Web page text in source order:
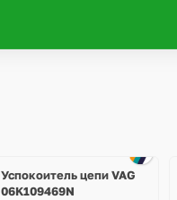
Успокоитель цепи VAG
06K109469N